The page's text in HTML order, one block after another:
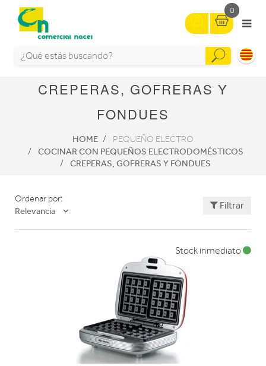
0
CREPERAS, GOFRERAS Y
FONDUES
HOME PEQUEÑO ELECTRO
COCINAR CON PEQUEÑOS ELECTRODOMÉSTICOS
CREPERAS, GOFRERAS Y FONDUES
Ordenar por:
Relevancia
Filtrar
Stock inmediato